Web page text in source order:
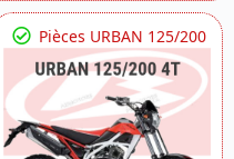
Pièces URBAN 125/200